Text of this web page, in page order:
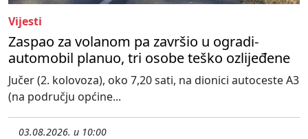
Vijesti
Zaspao za volanom pa završio u ogradi-
automobil planuo, tri osobe teško ozlijeđene
Jučer (2. kolovoza), oko 7,20 sati, na dionici autoceste A3
(na području općine...
03.08.2026. u 10:00